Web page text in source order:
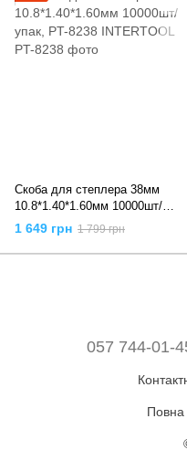
Скоба для степлера 38мм
10.8*1.40*1.60мм 10000шт/
упак, PT-8238 INTERTOOL
1 649 грн 1 799 грн
057 744-01-
Повна